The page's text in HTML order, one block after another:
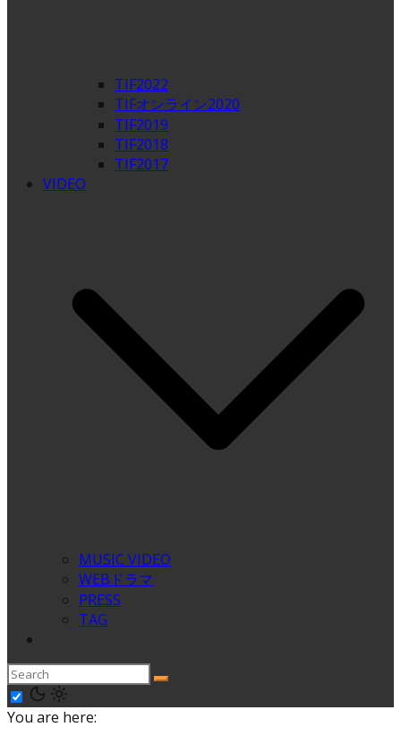
TIF2022
TIFオンライン2020
TIF2019
TIF2018
TIF2017
VIDEO
MUSIC VIDEO
WEBドラマ
PRESS
TAG
You are here: